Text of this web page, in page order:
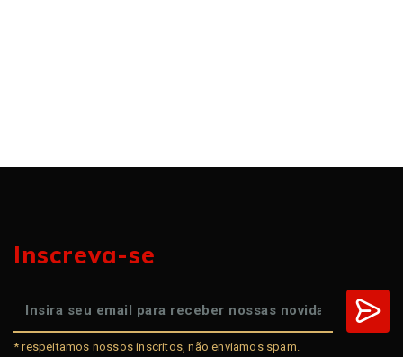
Inscreva-se
* respeitamos nossos inscritos, não enviamos spam.